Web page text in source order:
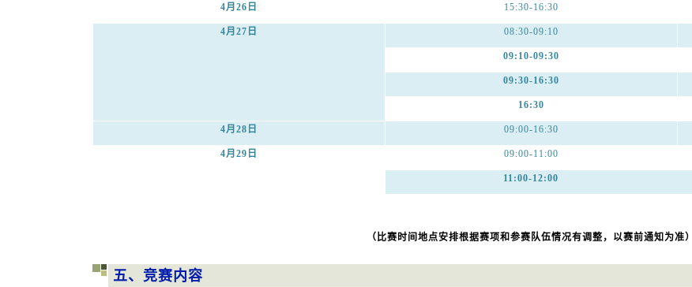
4月26日 15:30-16:30
4月27日 08:30-09:10
09:10-09:30
09:30-16:30
16:30
4月28日 09:00-16:30
4月29日 09:00-11:00
11:00-12:00
（比赛时间地点安排根据赛项和参赛队伍情况有调整，以赛前通知为准）
五、竞赛内容